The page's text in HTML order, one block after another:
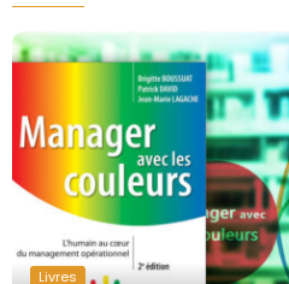
Livres